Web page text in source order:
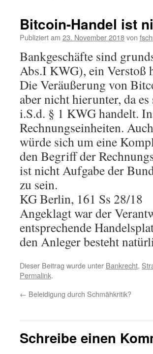
Bitcoin-Handel ist
Publiziert am 23. November 2018von
Bankgeschäfte sind
Abs.I KWG), ein Verstoß
Die Veräußerung von
aber nicht hierunter, da
i.S.d. § 1 KWG handelt.
Rechnungseinheiten.
würde sich um eine
den Begriff der
ist nicht Aufgabe der
zu sein.
KG Berlin, 161 Ss 28/18
Angeklagt war der
entsprechende
den Anleger besteht
Dieser Beitrag wurde unter Bankrecht,
Permalink.
← Beleidigung durch Schmähkritik?
Schreibe einen